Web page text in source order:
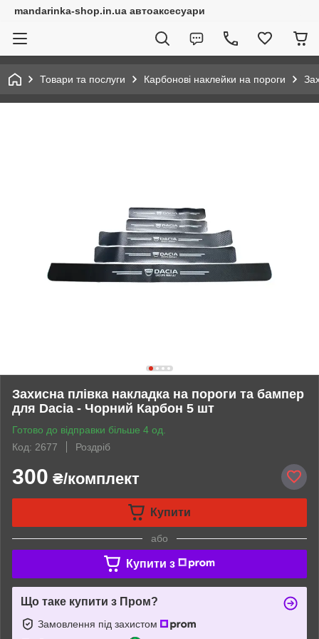
mandarinka-shop.in.ua автоаксесуари
Товари та послуги Карбонові наклейки на пороги
Захисна плівка накладка на пороги та бампер
для Dacia - Чорний Карбон 5 шт
Готово до відправки більше 4 од.
Код: 2677
Роздріб
300 ₴/комплект
Купити
або
Купити з
Що таке купити з Пром?
Замовлення під захистом